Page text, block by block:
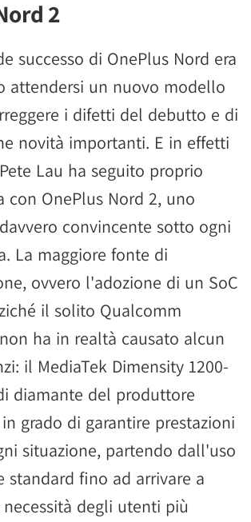
2
successo di OnePlus Nord era
attendersi un nuovo modello
i difetti del debutto e di
novità importanti. E in effetti
Lau ha seguito proprio
con OnePlus Nord 2, uno
convincente sotto ogni
La maggiore fonte di
ovvero l'adozione di un SoC
il solito Qualcomm
ha in realtà causato alcun
il MediaTek Dimensity 1200-
diamante del produttore
grado di garantire prestazioni
situazione, partendo dall'uso
standard fino ad arrivare a
degli utenti più